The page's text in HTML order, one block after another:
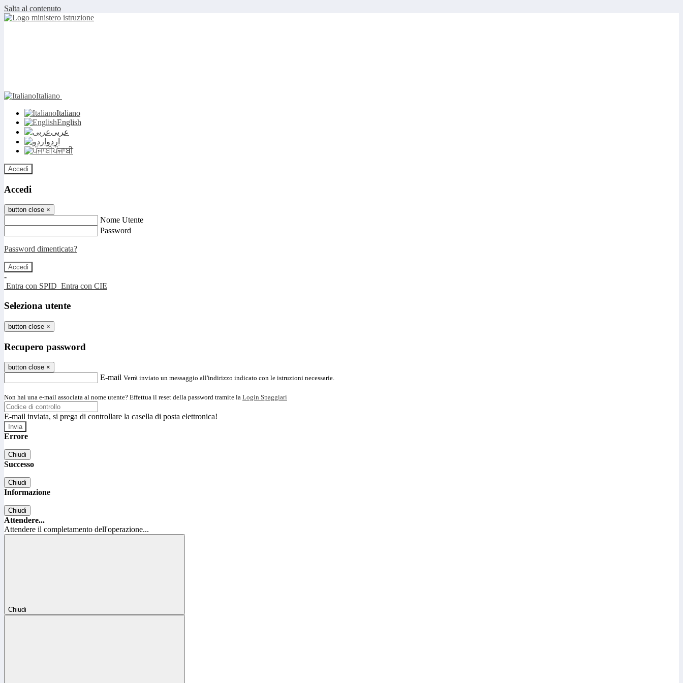
Salta al contenuto
Italiano
Italiano
English
عربى
اردو
ਪੰਜਾਬੀ
Accedi
Accedi
button close ×
Nome Utente
Password
Password dimenticata?
-
Entra con SPID Entra con CIE
Seleziona utente
button close ×
Recupero password
button close ×
E-mail Verrà inviato un messaggio all'indirizzo indicato con le istruzioni necessarie.
Non hai una e-mail associata al nome utente? Effettua il reset della password tramite la Login Spaggiari
E-mail inviata, si prega di controllare la casella di posta elettronica!
Errore
Chiudi
Successo
Chiudi
Informazione
Chiudi
Attendere...
Attendere il completamento dell'operazione...
Chiudi